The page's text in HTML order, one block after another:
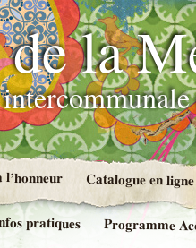
la
l’honneur Catalogue en
pratiques Programme